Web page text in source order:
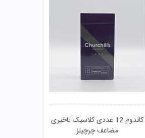
کاندوم 12 عددی کلاسیک تاخیری
مضاعف چرچیلز